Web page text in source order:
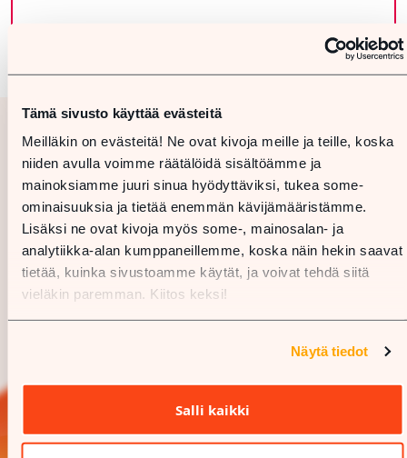
Tämä sivusto käyttää evästeitä
Meilläkin on evästeitä! Ne ovat kivoja meille ja teille, koska
niiden avulla voimme räätälöidä sisältöämme ja
mainoksiamme juuri sinua hyödyttäviksi, tukea some-
ominaisuuksia ja tietää enemmän kävijämääristämme.
Lisäksi ne ovat kivoja myös some-, mainosalan- ja
analytiikka-alan kumppaneillemme, koska näin hekin saavat
tietää, kuinka sivustoamme käytät, ja voivat tehdä siitä
vieläkin paremman. Kiitos keksi!
Näytä tiedot
Salli kaikki